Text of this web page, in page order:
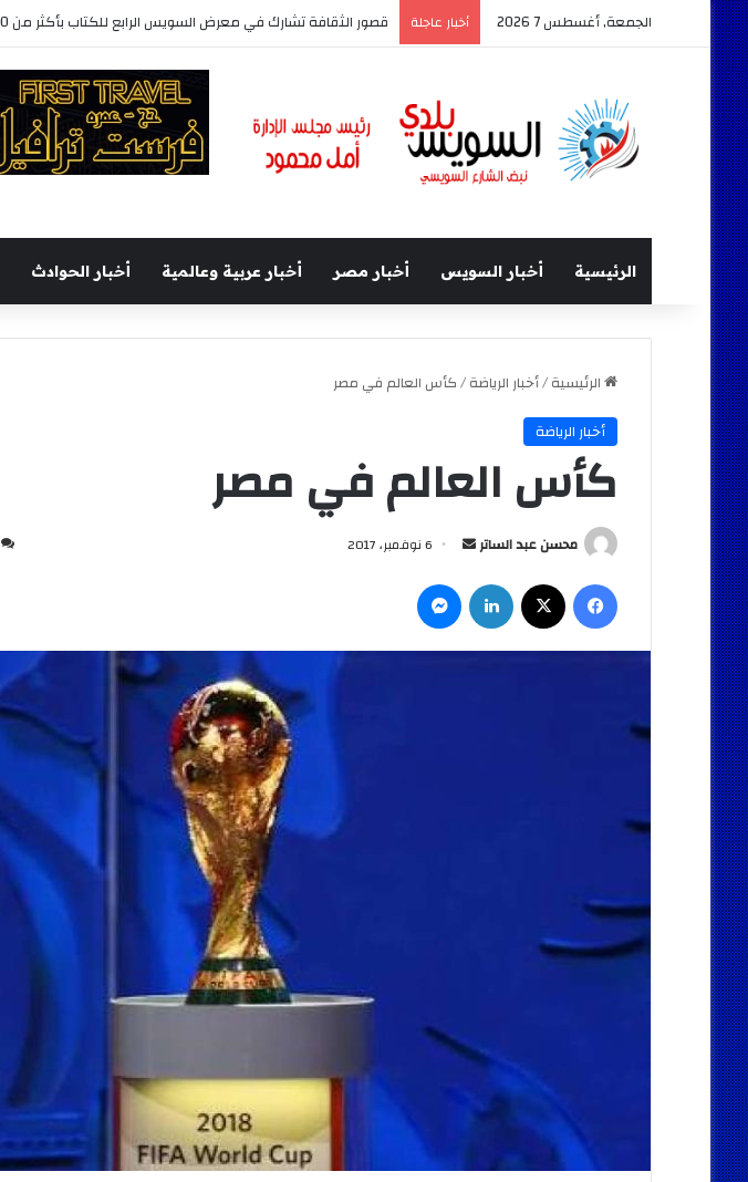
الجمعة, أغسطس 7 2026 أخبار عاجلة قصور الثقافة تشارك في معرض السويس الرابع للكتاب بأكثر من 250 عنوانا وببرنامج فني عبر المسرح المتنقل
الرئيسية أخبار السويس أخبار مصر أخبار عربية وعالمية أخبار الحوادث
الرئيسية/أخبار الرياضة/كأس العالم في مصر
أخبار الرياضة
كأس العالم في مصر
محسن عبد الساتر
أرسل
إلكترونيا
6 نوفمبر، 2017
فيسبوك لينكدإن